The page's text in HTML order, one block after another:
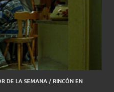
DE LA SEMANA / RINCÓN EN